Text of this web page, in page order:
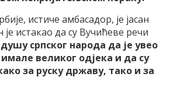
истиче амбасадор, је јасан
истакао да су Вучићеве речи
српског народа да је увео
имале великог одјека и да су
за руску државу, тако и за